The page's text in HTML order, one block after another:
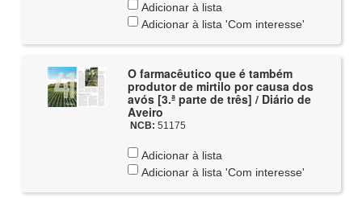
Adicionar à lista
Adicionar à lista 'Com interesse'
O farmacêutico que é também
produtor de mirtilo por causa dos
avós [3.ª parte de três] / Diário de
Aveiro
NCB: 51175
Adicionar à lista
Adicionar à lista 'Com interesse'